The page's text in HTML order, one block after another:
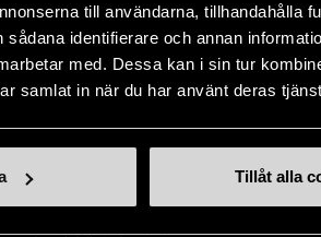
till användarna, tillhandahålla
identifierare och annan
med. Dessa kan i sin tur
samlat in när du har använt deras
Tillåt alla
Webbshop - E-handel